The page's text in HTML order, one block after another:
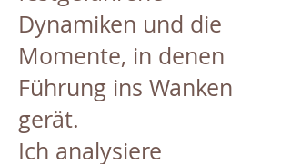
Dynamiken und die
Momente, in denen
Führung ins Wanken
gerät.
Ich analysiere